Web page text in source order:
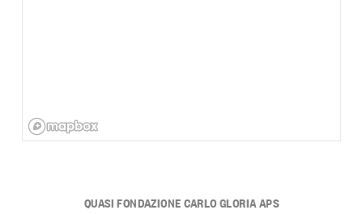
QUASI FONDAZIONE CARLO GLORIA APS